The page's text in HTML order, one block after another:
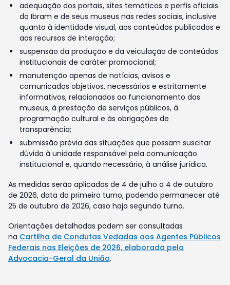
adequação dos portais, sites temáticos e perfis oficiais
do Ibram e de seus museus nas redes sociais, inclusive
quanto à identidade visual, aos conteúdos publicados e
aos recursos de interação;
suspensão da produção e da veiculação de conteúdos
institucionais de caráter promocional;
manutenção apenas de notícias, avisos e
comunicados objetivos, necessários e estritamente
informativos, relacionados ao funcionamento dos
museus, à prestação de serviços públicos, à
programação cultural e às obrigações de
transparência;
submissão prévia das situações que possam suscitar
dúvida à unidade responsável pela comunicação
institucional e, quando necessário, à análise jurídica.
As medidas serão aplicadas de 4 de julho a 4 de outubro
de 2026, data do primeiro turno, podendo permanecer até
25 de outubro de 2026, caso haja segundo turno.
Orientações detalhadas podem ser consultadas
na Cartilha de Condutas Vedadas aos Agentes Públicos
Federais nas Eleições de 2026, elaborada pela
Advocacia-Geral da União.